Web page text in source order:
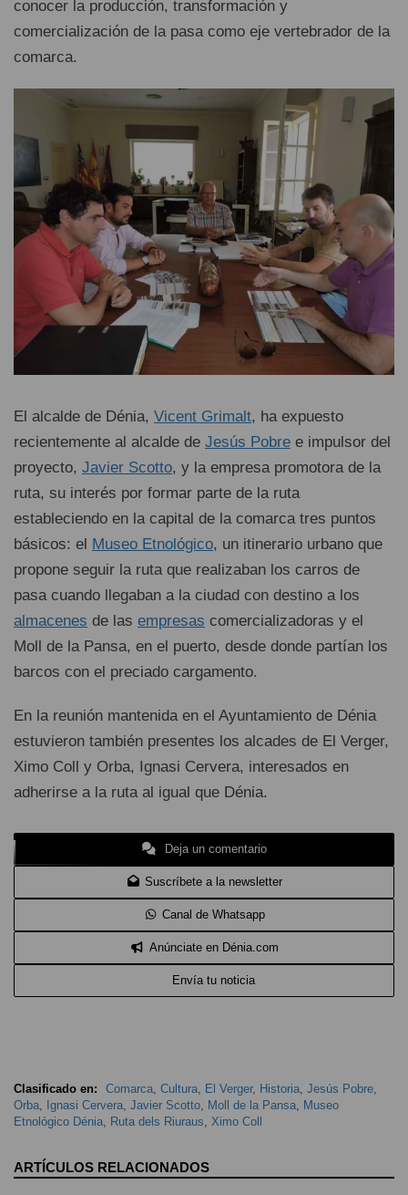
conocer la producción, transformación y
comercialización de la pasa como eje vertebrador de la
comarca.
El alcalde de Dénia, Vicent Grimalt, ha expuesto
recientemente al alcalde de Jesús Pobre e impulsor del
proyecto, Javier Scotto, y la empresa promotora de la
ruta, su interés por formar parte de la ruta
estableciendo en la capital de la comarca tres puntos
básicos: el Museo Etnológico, un itinerario urbano que
propone seguir la ruta que realizaban los carros de
pasa cuando llegaban a la ciudad con destino a los
almacenes de las empresas comercializadoras y el
Moll de la Pansa, en el puerto, desde donde partían los
barcos con el preciado cargamento.
En la reunión mantenida en el Ayuntamiento de Dénia
estuvieron también presentes los alcades de El Verger,
Ximo Coll y Orba, Ignasi Cervera, interesados en
adherirse a la ruta al igual que Dénia.
Deja un comentario
Suscríbete a la newsletter
Canal de Whatsapp
Anúnciate en Dénia.com
Envía tu noticia
Clasificado en: Comarca Cultura El Verger, Historia Jesús Pobre
Orba
Ignasi Cervera Javier Scotto Moll de la Pansa
Museo
Etnológico Dénia
Ruta dels Riuraus Ximo Coll
ARTÍCULOS RELACIONADOS